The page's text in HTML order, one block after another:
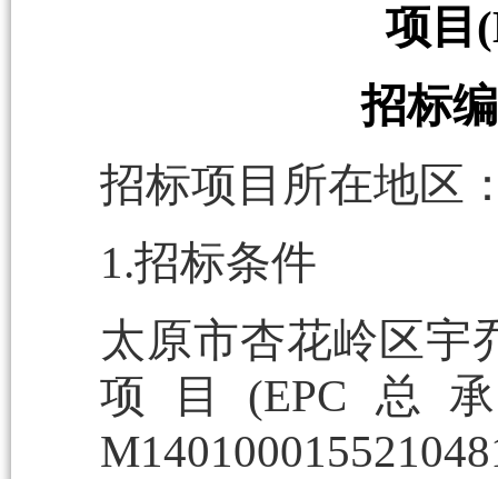
项目
招标
招标项目所在地区
1.招标条件
太原市杏花岭区宇
项目(EPC总